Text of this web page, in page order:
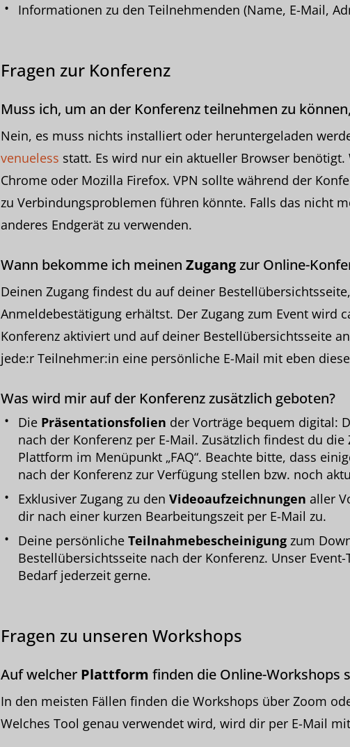
Informationen zu den Teilnehmenden (Name, E-Mail,
Fragen zur Konferenz
Muss ich, um an der Konferenz teilnehmen zu
Nein, es muss nichts installiert oder heruntergeladen
venueless statt. Es wird nur ein aktueller Browser
Chrome oder Mozilla Firefox. VPN sollte während der
zu Verbindungsproblemen führen könnte. Falls das nicht
anderes Endgerät zu verwenden.
Wann bekomme ich meinen Zugangzur Online-
Deinen Zugang findest du auf deiner
Anmeldebestätigung erhältst. Der Zugang zum Event wird
Konferenz aktiviert und auf deiner Bestellübersichtsseite
jede:r Teilnehmer:in eine persönliche E-Mail mit eben
Was wird mir auf der Konferenz zusätzlich geboten?
Die Präsentationsfolien der Vorträge bequem digital:
nach der Konferenz per E-Mail. Zusätzlich findest du die
Plattform im Menüpunkt „FAQ“. Beachte bitte, dass
nach der Konferenz zur Verfügung stellen bzw. noch
Exklusiver Zugang zu den Videoaufzeichnungen aller
dir nach einer kurzen Bearbeitungszeit per E-Mail zu.
Deine persönliche Teilnahmebescheinigung zum
Bestellübersichtsseite nach der Konferenz. Unser
Bedarf jederzeit gerne.
Fragen zu unseren Workshops
Auf welcher Plattform finden die Online-Workshops
In den meisten Fällen finden die Workshops über Zoom
Welches Tool genau verwendet wird, wird dir per E-Mail